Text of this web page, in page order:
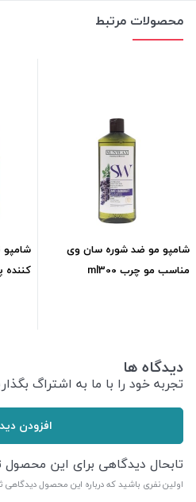
محصولات مرتبط
شامپو مو ضد شوره سان وی
مناسب مو چرب ml300
کننده
دیدگاه ها
تجربه خود را با ما به اشتراگ
افزودن
تابحال دیدگاهی برای این
اولین نفری باشید که درباره این محصول